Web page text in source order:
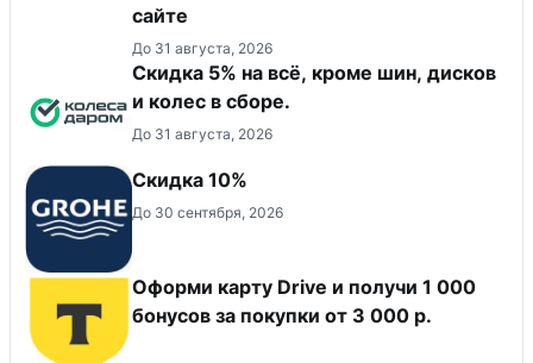
сайте
До 31 августа, 2026
Скидка 5% на всё, кроме шин, дисков
и колес в сборе.
До 31 августа, 2026
Скидка 10%
До 30 сентября, 2026
Оформи карту Drive и получи 1 000
бонусов за покупки от 3 000 р.